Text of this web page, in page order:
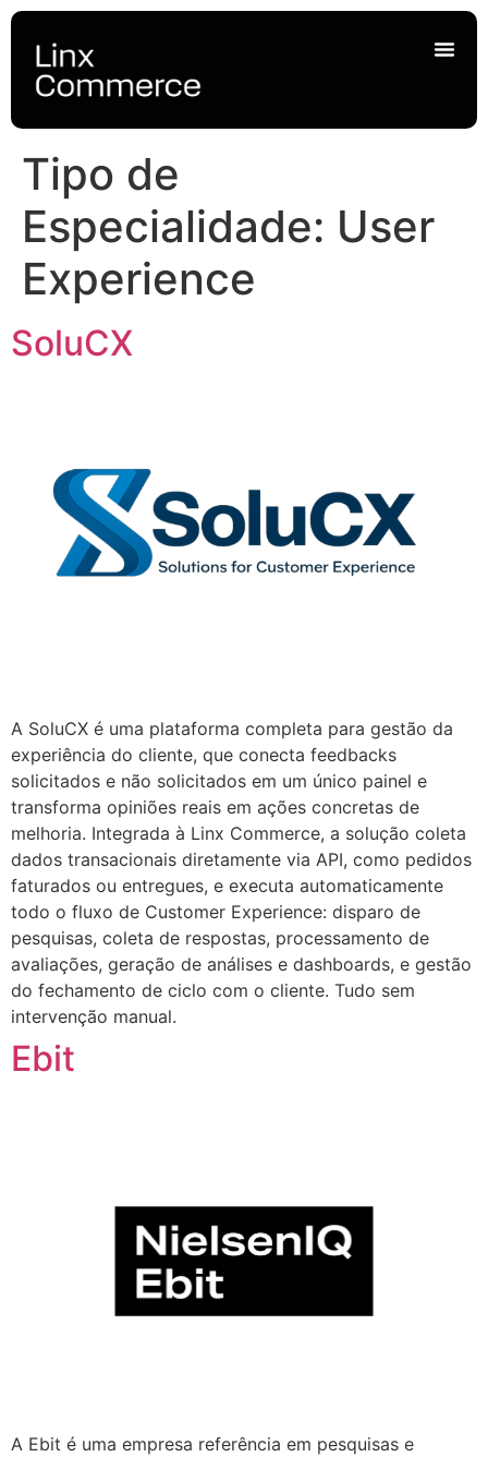
Tipo de
Especialidade: User
Experience
SoluCX
A SoluCX é uma plataforma completa para gestão da
experiência do cliente, que conecta feedbacks
solicitados e não solicitados em um único painel e
transforma opiniões reais em ações concretas de
melhoria. Integrada à Linx Commerce, a solução coleta
dados transacionais diretamente via API, como pedidos
faturados ou entregues, e executa automaticamente
todo o fluxo de Customer Experience: disparo de
pesquisas, coleta de respostas, processamento de
avaliações, geração de análises e dashboards, e gestão
do fechamento de ciclo com o cliente. Tudo sem
intervenção manual.
Ebit
A Ebit é uma empresa referência em pesquisas e